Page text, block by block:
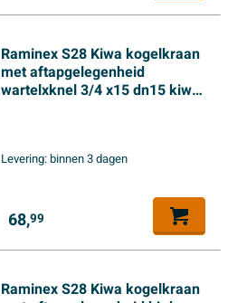
Raminex S28 Kiwa kogelkraan
met aftapgelegenheid
wartelxknel 3/4 x15 dn15 kiwa
Levering:binnen 3 dagen
68,99
Raminex S28 Kiwa kogelkraan